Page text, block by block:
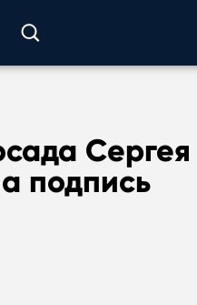
Сергея
подпись